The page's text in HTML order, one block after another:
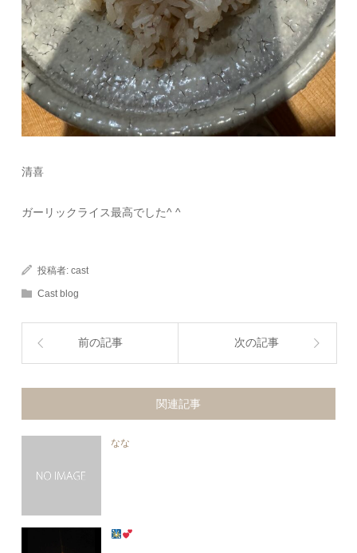
清喜
ガーリックライス最高でした^ ^
投稿者:cast
Cast blog
前の記事 次の記事
関連記事
なな